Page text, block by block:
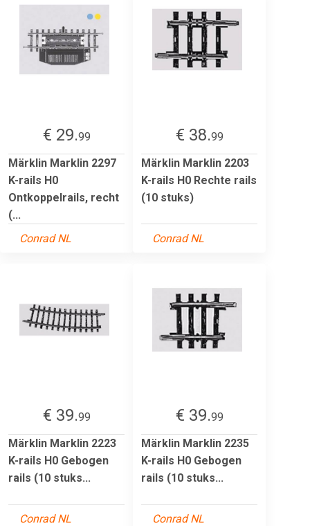
€ 29.99
Märklin Marklin 2297
K-rails H0
Ontkoppelrails, recht
(...
Conrad NL
€ 38.99
Märklin Marklin 2203
K-rails H0 Rechte rails
(10 stuks)
Conrad NL
€ 39.99
Märklin Marklin 2223
K-rails H0 Gebogen
rails (10 stuks...
Conrad NL
€ 39.99
Märklin Marklin 2235
K-rails H0 Gebogen
rails (10 stuks...
Conrad NL